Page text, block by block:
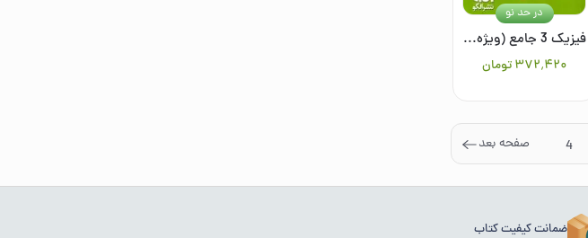
فیزیک 3 جامع (ویژه رشته تجربی): قابل استفاده برای دانش‌آموزان پایه دوازدهم دوره دوم متوسطه و داوطلبان آزمون سراسری دانشگاه‌ها(جلد دوم)
۳۷۲٬۴۲۰تومان
در حد نو
4 صفحه بعد
ضمانت کیفیت کتاب